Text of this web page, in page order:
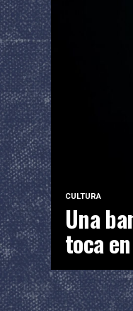
CULTURA
Una
toca